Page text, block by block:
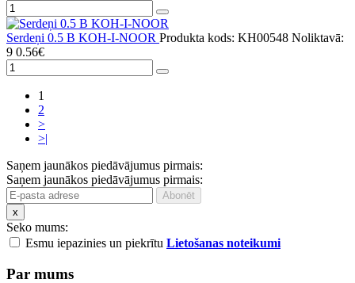
Serdeņi 0.5 B KOH-I-NOOR Produkta kods: KH00548 Noliktavā:
9 0.56€
1
2
>
>|
Saņem jaunākos piedāvājumus pirmais:
Saņem jaunākos piedāvājumus pirmais:
x
Seko mums:
Esmu iepazinies un piekrītu Lietošanas noteikumi
Par mums